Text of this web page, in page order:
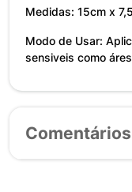
Medidas: 15cm x
Modo de Usar:
sensiveis como
Comentários